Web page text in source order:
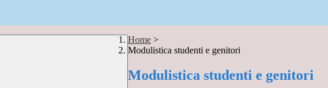
Home >
Modulistica studenti e genitori
Modulistica studenti e genitori